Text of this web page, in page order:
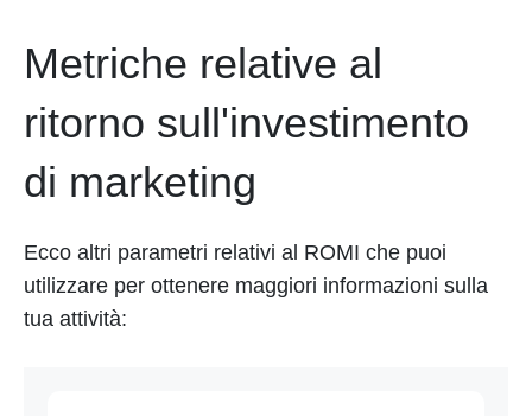
Metriche relative al
ritorno sull'investimento
di marketing
Ecco altri parametri relativi al ROMI che puoi
utilizzare per ottenere maggiori informazioni sulla
tua attività: